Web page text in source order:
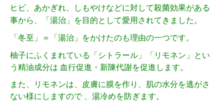
ヒビ、あかぎれ、しもやけなどに対して殺菌効果がある
事から、「湯治」を目的として愛用されてきました。
「冬至」＝「湯治」をかけたのも理由の一つです。
柚子にふくまれている「シトラール」「リモネン」とい
う精油成分は 血行促進・新陳代謝を促進します。
また、リモネンは、皮膚に膜を作り、肌の水分を逃がさ
ない様にしますので 、湯冷めを防ぎます。